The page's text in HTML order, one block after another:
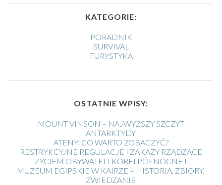
KATEGORIE:
PORADNIK
SURVIVAL
TURYSTYKA
OSTATNIE WPISY:
MOUNT VINSON – NAJWYŻSZY SZCZYT
ANTARKTYDY
ATENY: CO WARTO ZOBACZYĆ?
RESTRYKCYJNE REGULACJE I ZAKAZY RZĄDZĄCE
ZYCIEM OBYWATELI KOREI PÓŁNOCNEJ
MUZEUM EGIPSKIE W KAIRZE – HISTORIA, ZBIORY,
ZWIEDZANIE